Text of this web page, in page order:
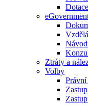
Dotace
Ztráty a
Volby